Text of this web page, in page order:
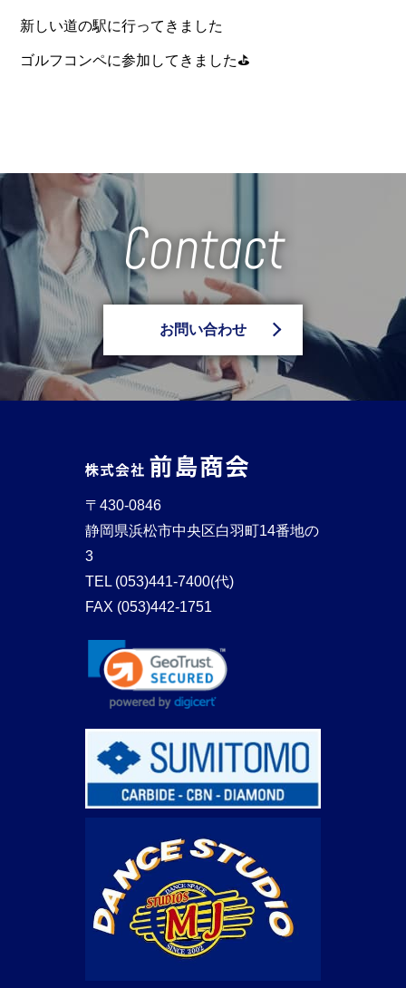
新しい道の駅に行ってきました
ゴルフコンペに参加してきました⛳️
Contact
お問い合わせ
〒430-0846
静岡県浜松市中央区白羽町14番地の
3
TEL (053)441-7400(代)
FAX (053)442-1751